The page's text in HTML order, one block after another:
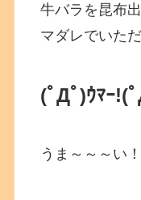
牛バラを昆布
マダレでいた
(ﾟДﾟ)ｳﾏｰ!(
うま～～～い！